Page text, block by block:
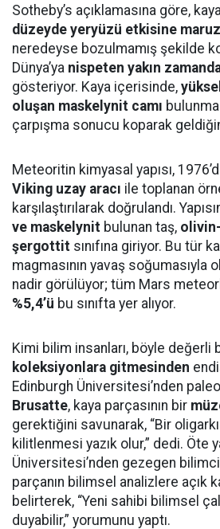
Sotheby’s açıklamasına göre,
düzeyde yeryüzü etkisine maruz
neredeyse bozulmamış şekilde
Dünya’ya nispeten yakın
gösteriyor. Kaya içerisinde,
oluşan maskelynit camı
çarpışma sonucu koparak
Meteoritin kimyasal yapısı,
Viking uzay aracı ile toplanan
karşılaştırılarak doğrulandı.
ve maskelynit bulunan taş,
şergottit sınıfına giriyor. Bu tür
magmasının yavaş soğumasıyla
nadir görülüyor; tüm Mars
%5,4’ü bu sınıfta yer alıyor.
Kimi bilim insanları, böyle değerli
koleksiyonlara gitmesinden
Edinburgh Üniversitesi’nden
Brusatte, kaya parçasının bir
gerektiğini savunarak, “Bir
kilitlenmesi yazık olur,” dedi. Öte
Üniversitesi’nden gezegen bilimci
parçanın bilimsel analizlere açık
belirterek, “Yeni sahibi bilimsel
duyabilir,” yorumunu yaptı.